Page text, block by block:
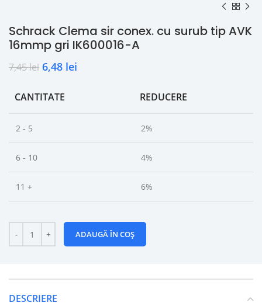
Schrack Clema sir conex. cu surub tip AVK
16mmp gri IK600016-A
7,45lei 6,48 lei
CANTITATE REDUCERE
2 - 5 2%
6 - 10 4%
11 + 6%
ADAUGĂ ÎN COȘ
DESCRIERE